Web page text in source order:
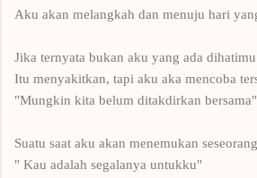
Aku akan melangkah dan menuju hari
Jika ternyata bukan aku yang ada dihatimu
Itu menyakitkan, tapi aku aka mencoba
"Mungkin kita belum ditakdirkan bersama"
Suatu saat aku akan menemukan
" Kau adalah segalanya untukku"